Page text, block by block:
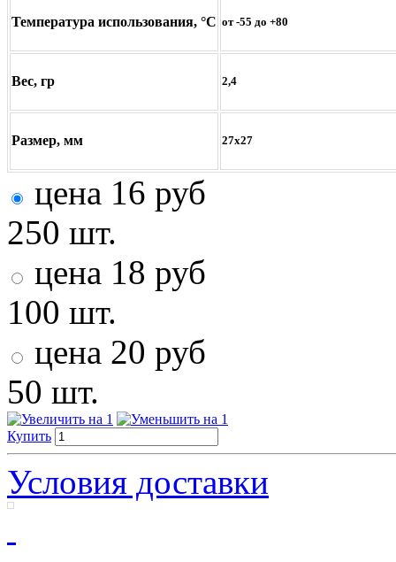
Температура использования, °С от -55 до +80
Вес, гр 2,4
Размер, мм 27х27
цена 16 руб
250 шт.
цена 18 руб
100 шт.
цена 20 руб
50 шт.
Купить
Условия доставки